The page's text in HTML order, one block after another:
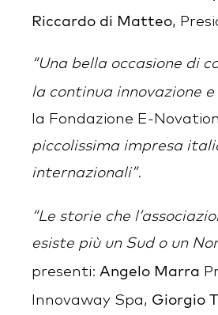
Riccardo di Matteo,
“Una bella occasione di
la continua innovazione
la Fondazione E-
piccolissima impresa
internazionali”.
“Le storie che
esiste più un Sud o un
presenti: Angelo Marra
Innovaway Spa, Giorgio